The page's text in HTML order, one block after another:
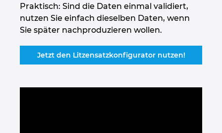
Praktisch: Sind die Daten einmal validiert,
nutzen Sie einfach dieselben Daten, wenn
Sie später nachproduzieren wollen.
Jetzt den Litzensatzkonfigurator nutzen!